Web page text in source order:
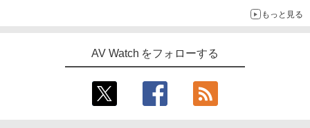
もっと見る
AV Watch をフォローする